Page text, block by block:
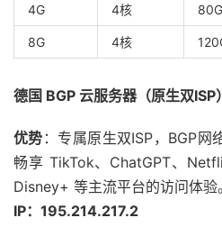
4G 4核 80G
8G 4核
德国 BGP 云服务器（原生双ISP）
优势 ：专属原生双ISP，BGP网
畅享 TikTok、ChatGPT、
Disney+ 等主流平台的访问体验。
IP：195.214.217.2